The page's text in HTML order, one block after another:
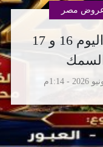
عروض المحلاوى ماركت اليوم 16 و 17
مصر